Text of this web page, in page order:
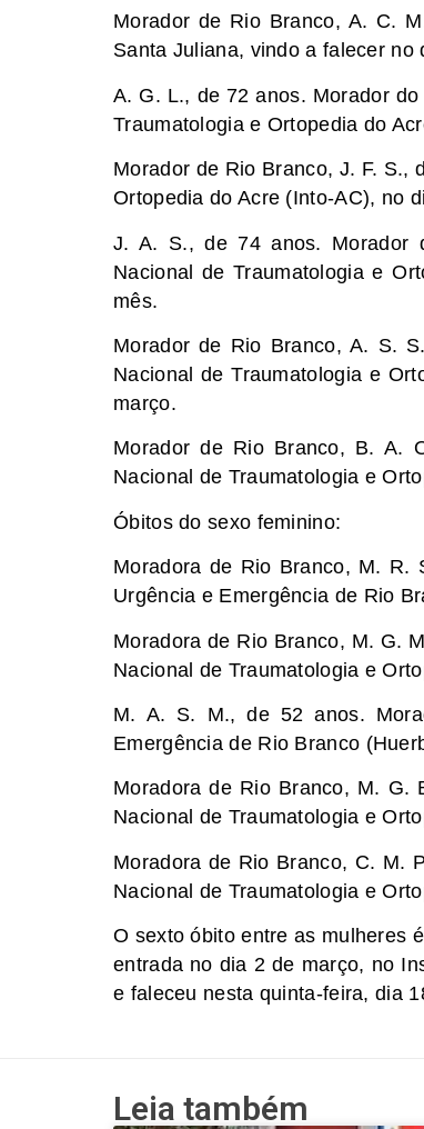
Morador de Rio Branco, A. C.
Santa Juliana, vindo a falecer no
A. G. L., de 72 anos. Morador
Traumatologia e Ortopedia do
Morador de Rio Branco, J. F. S.,
Ortopedia do Acre (Into-AC), no
J. A. S., de 74 anos. Morador
Nacional de Traumatologia e
mês.
Morador de Rio Branco, A. S.
Nacional de Traumatologia e
março.
Morador de Rio Branco, B. A.
Nacional de Traumatologia e
Óbitos do sexo feminino:
Moradora de Rio Branco, M.
Urgência e Emergência de Rio
Moradora de Rio Branco, M. G.
Nacional de Traumatologia e
M. A. S. M., de 52 anos.
Emergência de Rio Branco
Moradora de Rio Branco, M. G.
Nacional de Traumatologia e
Moradora de Rio Branco, C. M.
Nacional de Traumatologia e
O sexto óbito entre as mulheres
entrada no dia 2 de março, no
e faleceu nesta quinta-feira, dia
Leia também